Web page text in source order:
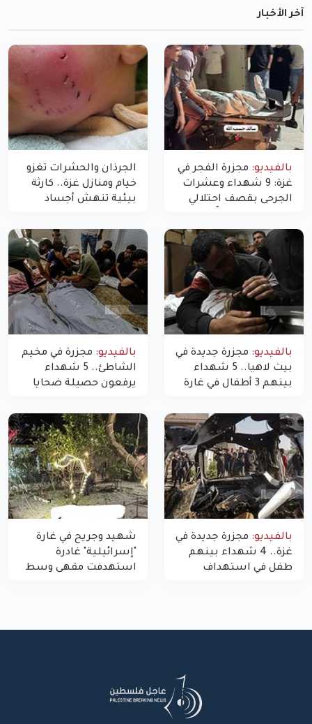
آخر الأخبار
بالفيديو: مجزرة الفجر في
غزة: 9 شهداء وعشرات
الجرحى بقصف احتلالي
الجرذان والحشرات تغزو
خيام ومنازل غزة.. كارثة
بيئية تنهش أجساد
بالفيديو: مجزرة جديدة في
بيت لاهيا.. 5 شهداء
بينهم 3 أطفال في غارة
غزة
بالفيديو: مجزرة في مخيم
الشاطئ.. 5 شهداء
يرفعون حصيلة ضحايا
بالفيديو: مجزرة جديدة في
غزة.. 4 شهداء بينهم
طفل في استهداف
شهيد وجريح في غارة
"إسرائيلية" غادرة
استهدفت مقهى وسط